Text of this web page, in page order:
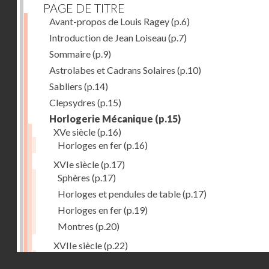
PAGE DE TITRE
Avant-propos de Louis Ragey(p.6)
Introduction de Jean Loiseau(p.7)
Sommaire(p.9)
Astrolabes et Cadrans Solaires (p.10)
Sabliers (p.14)
Clepsydres (p.15)
Horlogerie Mécanique (p.15)
XVe siècle(p.16)
Horloges en fer(p.16)
XVIe siècle(p.17)
Sphères (p.17)
Horloges et pendules de table(p.17)
Horloges en fer(p.19)
Montres (p.20)
XVIIe siècle(p.22)